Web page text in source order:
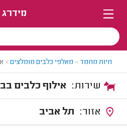
מידרג
חיות מחמד > מאלפי כלבים מומלצים>
אילוף כלבים
תל אביב